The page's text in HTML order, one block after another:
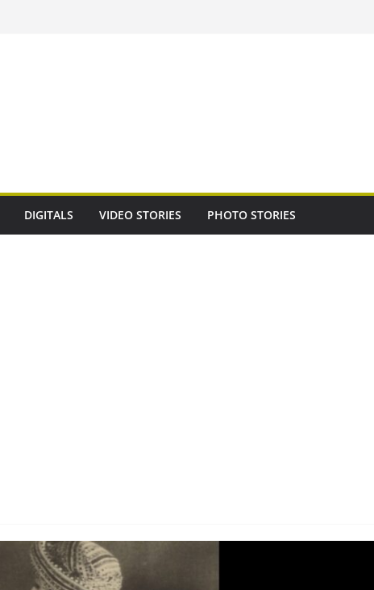
DIGITALS VIDEO STORIES PHOTO STORIES